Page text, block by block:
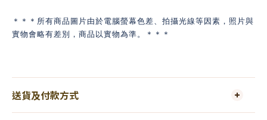
＊＊＊所有商品圖片由於電腦螢幕色差、拍攝光線等因素，照片與
實物會略有差別，商品以實物為準。＊＊＊
送貨及付款方式